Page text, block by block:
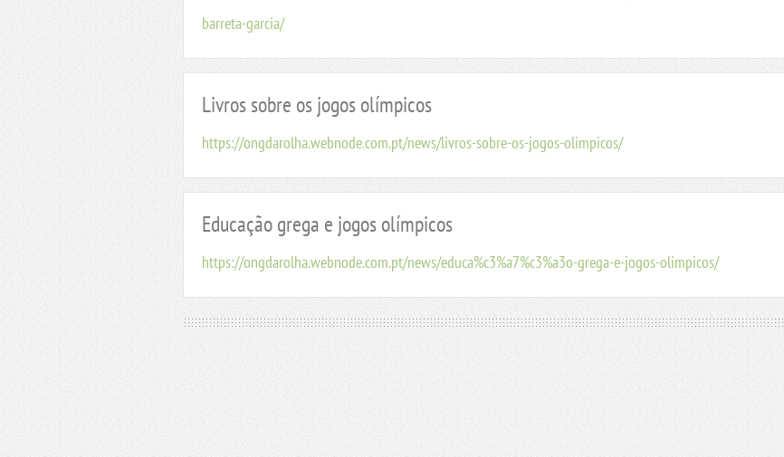
barreta-garcia/
Livros sobre os jogos olímpicos
https://ongdarolha.webnode.com.pt/news/livros-sobre-os-jogos-olimpicos/
Educação grega e jogos olímpicos
https://ongdarolha.webnode.com.pt/news/educa%c3%a7%c3%a3o-grega-e-jogos-olimpicos/